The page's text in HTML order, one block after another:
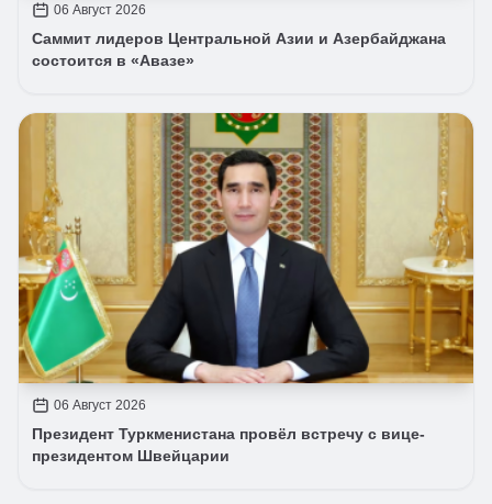
06 Август 2026
Саммит лидеров Центральной Азии и Азербайджана
состоится в «Авазе»
06 Август 2026
Президент Туркменистана провёл встречу с вице-
президентом Швейцарии